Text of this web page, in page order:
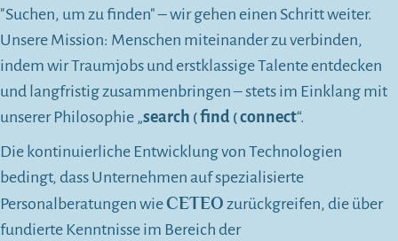
"Suchen, um zu finden" – wir gehen einen Schritt weiter.
Unsere Mission: Menschen miteinander zu verbinden,
indem wir Traumjobs und erstklassige Talente entdecken
und langfristig zusammenbringen – stets im Einklang mit
unserer Philosophie „search (find (connect“.
Die kontinuierliche Entwicklung von Technologien
bedingt, dass Unternehmen auf spezialisierte
Personalberatungen wieCETEO zurückgreifen, die über
fundierte Kenntnisse im Bereich der